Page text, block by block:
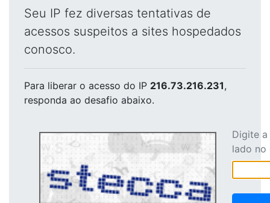
Seu IP fez diversas tentativas de
acessos suspeitos a sites hospedados
conosco.
Para liberar o acesso do IP 216.73.216.231,
responda ao desafio abaixo.
Digite
lado no